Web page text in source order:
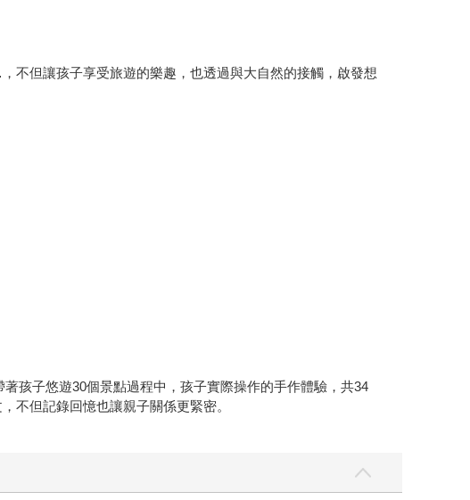
不但讓孩子享受旅遊的樂趣，也透過與大自然的接觸，啟發想
孩子悠遊30個景點過程中，孩子實際操作的手作體驗，共34
但記錄回憶也讓親子關係更緊密。